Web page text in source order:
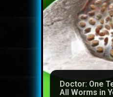
Doctor: One
All Worms in